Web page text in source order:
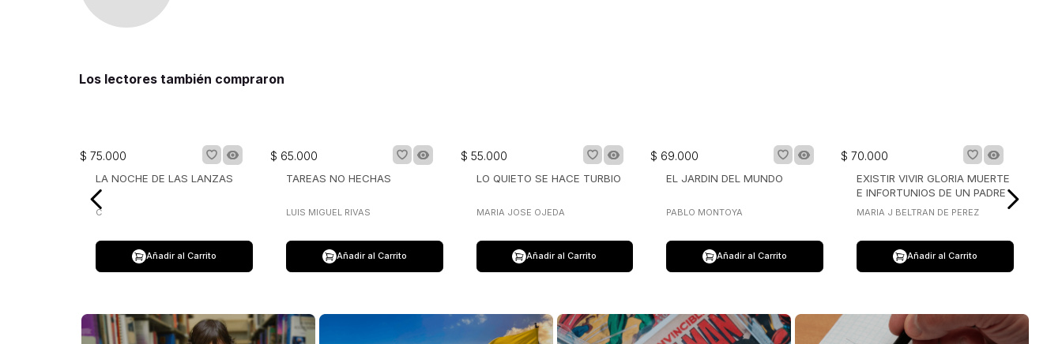
Los lectores también compraron
$ 75 .000 $ 65 .000 000 $ 69.000 000